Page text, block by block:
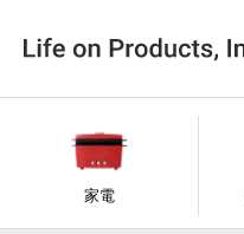
家電